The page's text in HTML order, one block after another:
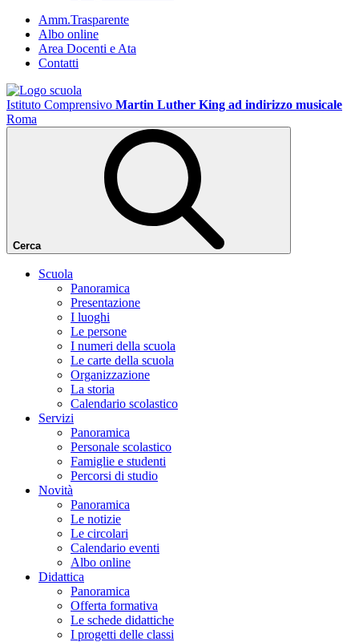
Amm.Trasparente
Albo online
Area Docenti e Ata
Contatti
Istituto Comprensivo Martin Luther King ad indirizzo musicale
Roma
Cerca
Scuola
Panoramica
Presentazione
I luoghi
Le persone
I numeri della scuola
Le carte della scuola
Organizzazione
La storia
Calendario scolastico
Servizi
Panoramica
Personale scolastico
Famiglie e studenti
Percorsi di studio
Novità
Panoramica
Le notizie
Le circolari
Calendario eventi
Albo online
Didattica
Panoramica
Offerta formativa
Le schede didattiche
I progetti delle classi